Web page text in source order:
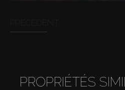
PROPRIÉTÉS